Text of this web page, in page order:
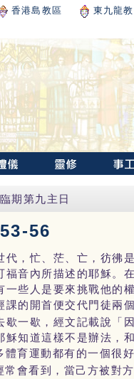
香港島教區 東九龍
期第九主日
56
代，忙、茫、亡，彷彿
福音內所描述的耶穌。
一些人是要來挑戰他的
課的開首便交代門徒兩
歇一歇，經文記載說「
穌知道這樣不是辦法，
體育運動都有的一個很
常會看到，當己方被對